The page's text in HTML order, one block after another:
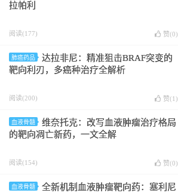
拉帕利
阅读(177) 赞(0)
肺癌药品
达拉非尼：精准狙击BRAF突变的
靶向利刃，多癌种治疗全解析
阅读(200) 赞(1 )
血液骨髓
维奈托克：改写血液肿瘤治疗格局
的靶向凋亡新药，一文全解
阅读(154) 赞(0)
血液骨髓
全新机制血液肿瘤靶向药：塞利尼